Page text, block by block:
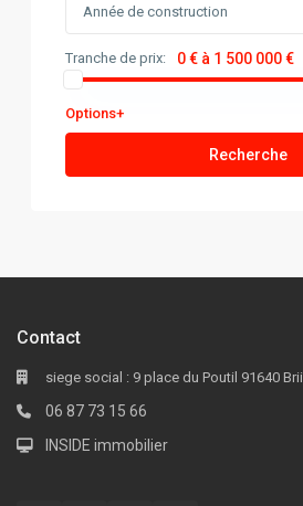
Tranche de prix: 0 € à 1 500 000 €
Options+
Recherche
Contact
siege social : 9 place du Poutil 91640
06 87 73 15 66
INSIDE immobilier